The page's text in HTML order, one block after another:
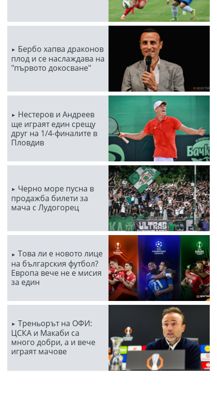
Бербо хапва драконов
плод и се наслаждава на
"първото докосване"
Нестеров и Андреев
ще играят един срещу
друг на 1/4-финалите в
Пловдив
Черно море пусна в
продажба билети за
мача с Лудогорец
Това ли е новото лице
на българския футбол?
Европа вече не е мисия
за един
Треньорът на ОФИ:
ЦСКА и Макаби са
много добри, а и вече
играят мачове